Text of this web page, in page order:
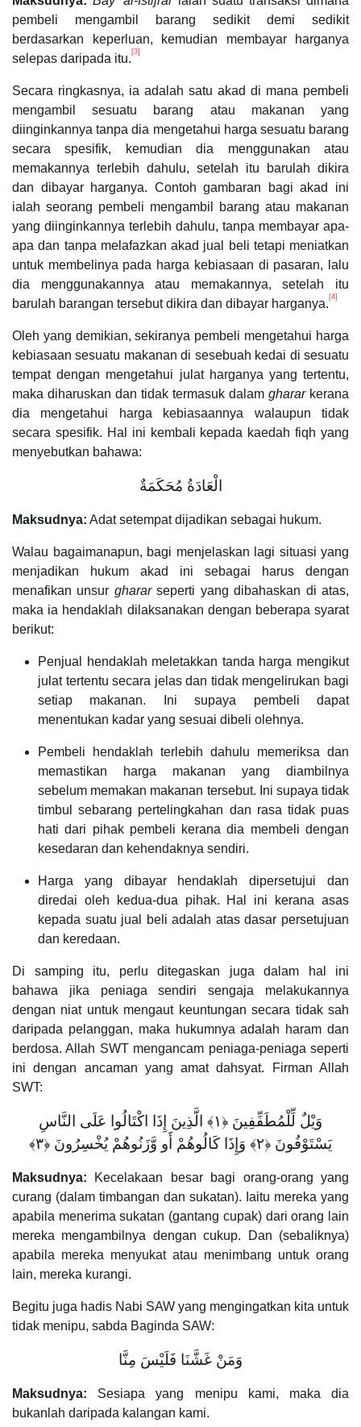
pembeli mengambil barang sedikit demi sedikit
berdasarkan keperluan, kemudian membayar harganya
selepas daripada itu. [3]
Secara ringkasnya, ia adalah satu akad di mana pembeli
mengambil sesuatu barang atau makanan yang
diinginkannya tanpa dia mengetahui harga sesuatu barang
secara spesifik, kemudian dia menggunakan atau
memakannya terlebih dahulu, setelah itu barulah dikira
dan dibayar harganya. Contoh gambaran bagi akad ini
ialah seorang pembeli mengambil barang atau makanan
yang diinginkannya terlebih dahulu, tanpa membayar apa-
apa dan tanpa melafazkan akad jual beli tetapi meniatkan
untuk membelinya pada harga kebiasaan di pasaran, lalu
dia menggunakannya atau memakannya, setelah itu
barulah barangan tersebut dikira dan dibayar harganya. [4]
Oleh yang demikian, sekiranya pembeli mengetahui harga
kebiasaan sesuatu makanan di sesebuah kedai di sesuatu
tempat dengan mengetahui julat harganya yang tertentu,
maka diharuskan dan tidak termasuk dalam ghararkerana
dia mengetahui harga kebiasaannya walaupun tidak
secara spesifik. Hal ini kembali kepada kaedah fiqh yang
menyebutkan bahawa:
الْعَادَةُ مُحَكَمَةٌ
Maksudnya: Adat setempat dijadikan sebagai hukum.
Walau bagaimanapun, bagi menjelaskan lagi situasi yang
menjadikan hukum akad ini sebagai harus dengan
menafikan unsur ghararseperti yang dibahaskan di atas,
maka ia hendaklah dilaksanakan dengan beberapa syarat
berikut:
Penjual hendaklah meletakkan tanda harga mengikut
julat tertentu secara jelas dan tidak mengelirukan bagi
setiap makanan. Ini supaya pembeli dapat
menentukan kadar yang sesuai dibeli olehnya.
Pembeli hendaklah terlebih dahulu memeriksa dan
memastikan harga makanan yang diambilnya
sebelum memakan makanan tersebut. Ini supaya tidak
timbul sebarang pertelingkahan dan rasa tidak puas
hati dari pihak pembeli kerana dia membeli dengan
kesedaran dan kehendaknya sendiri.
Harga yang dibayar hendaklah dipersetujui dan
diredai oleh kedua-dua pihak. Hal ini kerana asas
kepada suatu jual beli adalah atas dasar persetujuan
dan keredaan.
Di samping itu, perlu ditegaskan juga dalam hal ini
bahawa jika peniaga sendiri sengaja melakukannya
dengan niat untuk mengaut keuntungan secara tidak sah
daripada pelanggan, maka hukumnya adalah haram dan
berdosa. Allah SWT mengancam peniaga-peniaga seperti
ini dengan ancaman yang amat dahsyat. Firman Allah
SWT:
وَيْلٌ لِّلْمُطَفِّفِينَ ‎﴿١﴾‏ الَّذِينَ إِذَا اكْتَالُوا عَلَى النَّاسِ
يَسْتَوْفُونَ ‎﴿٢﴾‏ وَإِذَا كَالُوهُمْ أَو وَّزَنُوهُمْ يُخْسِرُونَ ‎﴿٣﴾‏
Maksudnya: Kecelakaan besar bagi orang-orang yang
curang (dalam timbangan dan sukatan). Iaitu mereka yang
apabila menerima sukatan (gantang cupak) dari orang lain
mereka mengambilnya dengan cukup. Dan (sebaliknya)
apabila mereka menyukat atau menimbang untuk orang
lain, mereka kurangi.
Begitu juga hadis Nabi SAW yang mengingatkan kita untuk
tidak menipu, sabda Baginda SAW:
وَمَنْ غَشَّنَا فَلَيْسَ مِنَّا
Maksudnya: Sesiapa yang menipu kami, maka dia
bukanlah daripada kalangan kami.